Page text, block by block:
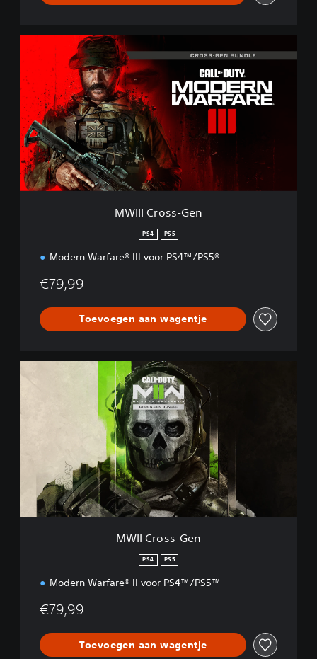
W
C
r
o
s
s
-
G
MWIII Cross-Gen
PS4 PS5
Modern Warfare® III voor PS4™/PS5®
€79,99
Toevoegen aan wagentje
e
MWII Cross-Gen
PS4 PS5
Modern Warfare® II voor PS4™/PS5™
€79,99
Toevoegen aan wagentje